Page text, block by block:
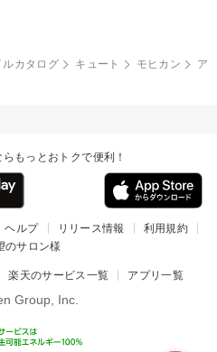
ルカタログ キュート モヒカン
ア
もっとおトクで便利！
ヘルプ リリース情報
利用規約
のサロン様
楽天のサービス一覧 アプリ一覧
Group, Inc.